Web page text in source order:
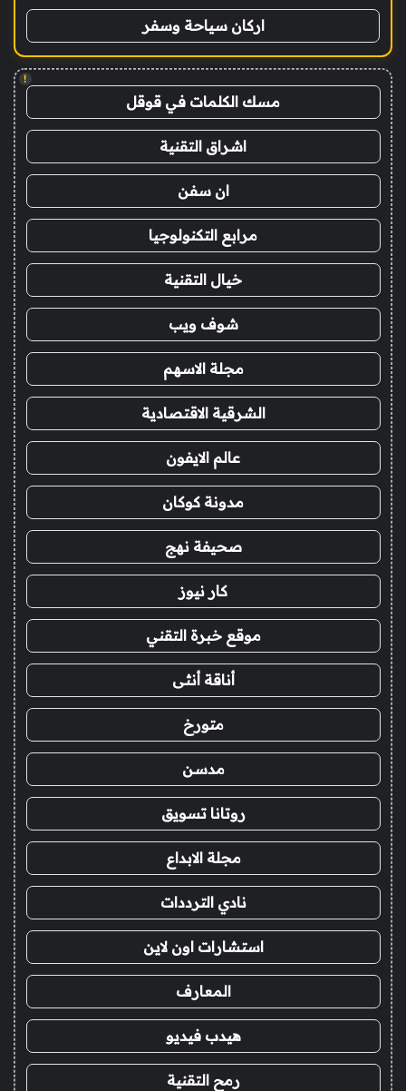
اركان سياحة وسفر
!
مسك الكلمات في قوقل
اشراق التقنية
ان سفن
مرابع التكنولوجيا
خيال التقنية
شوف ويب
مجلة الاسهم
الشرقية الاقتصادية
عالم الايفون
مدونة كوكان
صحيفة نهج
كار نيوز
موقع خبرة التقني
أناقة أنثى
متورخ
مدسن
روتانا تسويق
مجلة الابداع
نادي الترددات
استشارات اون لاين
المعارف
هيدب فيديو
رمح التقنية